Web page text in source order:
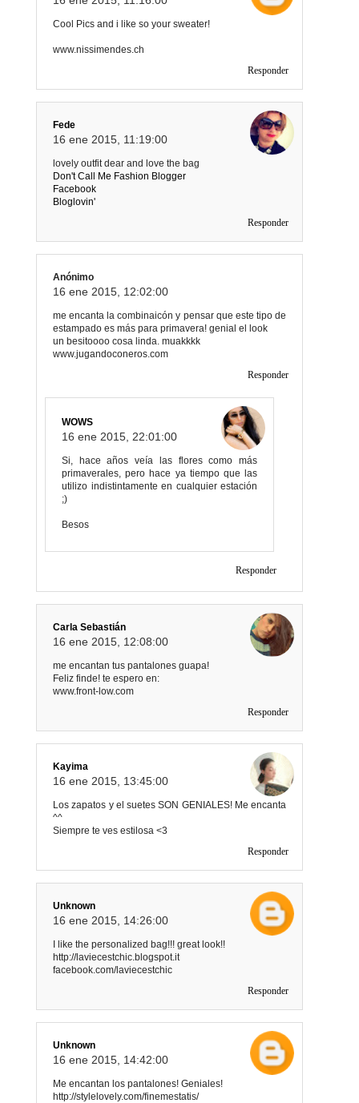
Cool Pics and i like so your sweater!
www.nissimendes.ch
Responder
Fede
16 ene 2015, 11:19:00
lovely outfit dear and love the bag
Don't Call Me Fashion Blogger
Facebook
Bloglovin'
Responder
Anónimo
16 ene 2015, 12:02:00
me encanta la combinaicón y pensar que este tipo de
estampado es más para primavera! genial el look
un besitoooo cosa linda. muakkkk
www.jugandoconeros.com
Responder
WOWS
16 ene 2015, 22:01:00
Si, hace años veía las flores como más
primaverales, pero hace ya tiempo que las
utilizo indistintamente en cualquier estación
;)
Besos
Responder
Carla Sebastián
16 ene 2015, 12:08:00
me encantan tus pantalones guapa!
Feliz finde! te espero en:
www.front-low.com
Responder
Kayima
16 ene 2015, 13:45:00
Los zapatos y el suetes SON GENIALES! Me encanta
^^
Siempre te ves estilosa <3
Responder
Unknown
16 ene 2015, 14:26:00
I like the personalized bag!!! great look!!
http://laviecestchic.blogspot.it
facebook.com/laviecestchic
Responder
Unknown
16 ene 2015, 14:42:00
Me encantan los pantalones! Geniales!
http://stylelovely.com/finemestatis/